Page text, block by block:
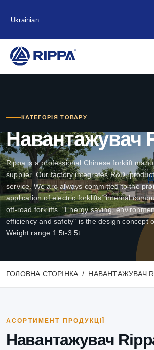
Ukrainian
КАТЕГОРІЯ ТОВАРУ
Навантажувач
Rippa is a professional Chinese forklift
supplier. Our factory integrates R&D,
service. We are always committed to the
application of electric forklifts, internal
off-road forklifts. "Energy saving,
efficiency and safety" is the design concept
Weight range 1.5t-3.5t
ГОЛОВНА СТОРІНКА НАВАНТАЖУВАЧ
АСОРТИМЕНТ ПРОДУКЦІЇ
Навантажувач